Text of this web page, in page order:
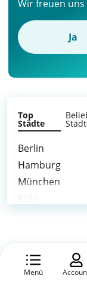
Menü
Wir freuen
Ja
Top
Städte
Berlin
Hamburg
München
Essen